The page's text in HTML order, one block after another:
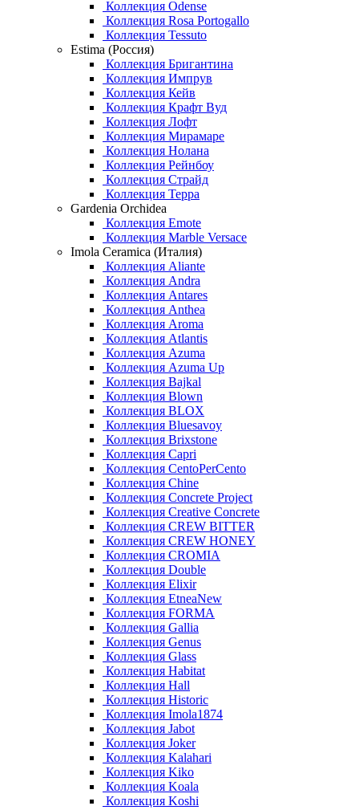
Коллекция Odense
Коллекция Rosa Portogallo
Коллекция Tessuto
Estima (Россия)
Коллекция Бригантина
Коллекция Импрув
Коллекция Кейв
Коллекция Крафт Вуд
Коллекция Лофт
Коллекция Мирамаре
Коллекция Нолана
Коллекция Рейнбоу
Коллекция Страйд
Коллекция Терра
Gardenia Orchidea
Коллекция Emote
Коллекция Marble Versace
Imola Ceramica (Италия)
Коллекция Aliante
Коллекция Andra
Коллекция Antares
Коллекция Anthea
Коллекция Aroma
Коллекция Atlantis
Коллекция Azuma
Коллекция Azuma Up
Коллекция Bajkal
Коллекция Blown
Коллекция BLOX
Коллекция Bluesavoy
Коллекция Brixstone
Коллекция Capri
Коллекция CentoPerCento
Коллекция Chine
Коллекция Concrete Project
Коллекция Creative Concrete
Коллекция CREW BITTER
Коллекция CREW HONEY
Коллекция CROMIA
Коллекция Double
Коллекция Elixir
Коллекция EtneaNew
Коллекция FORMA
Коллекция Gallia
Коллекция Genus
Коллекция Glass
Коллекция Habitat
Коллекция Hall
Коллекция Historic
Коллекция Imola1874
Коллекция Jabot
Коллекция Joker
Коллекция Kalahari
Коллекция Kiko
Коллекция Koala
Коллекция Koshi